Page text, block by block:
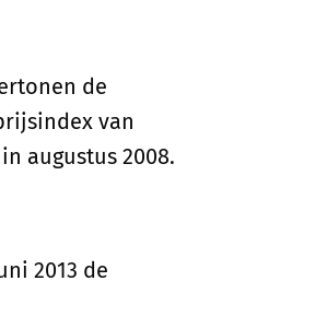
de
van
augustus 2008.
2013 de